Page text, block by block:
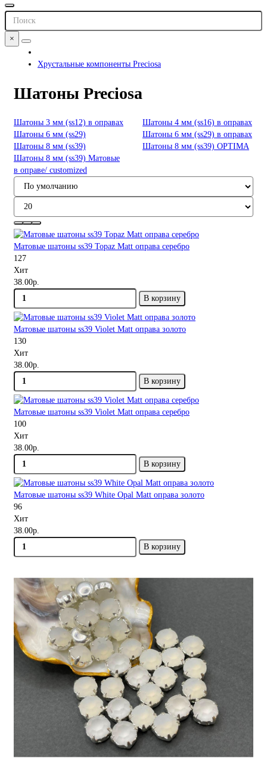
×
Хрустальные компоненты Preciosa
Шатоны Preciosa
Шатоны 3 мм (ss12) в оправах
Шатоны 4 мм (ss16) в оправах
Шатоны 6 мм (ss29)
Шатоны 6 мм (ss29) в оправах
Шатоны 8 мм (ss39)
Шатоны 8 мм (ss39) OPTIMA
Шатоны 8 мм (ss39) Матовые
в оправе/ customized
Матовые шатоны ss39 Topaz Matt оправа серебро
127
Хит
38.00р.
В корзину
Матовые шатоны ss39 Violet Matt оправа золото
130
Хит
38.00р.
В корзину
Матовые шатоны ss39 Violet Matt оправа серебро
100
Хит
38.00р.
В корзину
Матовые шатоны ss39 White Opal Matt оправа золото
96
Хит
38.00р.
В корзину